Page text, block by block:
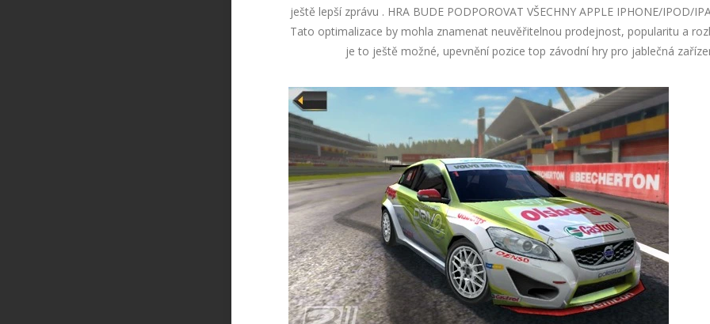
ještě lepší zprávu . HRA BUDE PODPOROVAT VŠECHNY APPLE IPHONE/IPOD/
Tato optimalizace by mohla znamenat neuvěřitelnou prodejnost, popularitu a
je to ještě možné, upevnění pozice top závodní hry pro jablečná